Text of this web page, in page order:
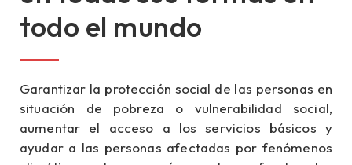
todo el mundo
Garantizar la protección social de las personas en
situación de pobreza o vulnerabilidad social,
aumentar el acceso a los servicios básicos y
ayudar a las personas afectadas por fenómenos